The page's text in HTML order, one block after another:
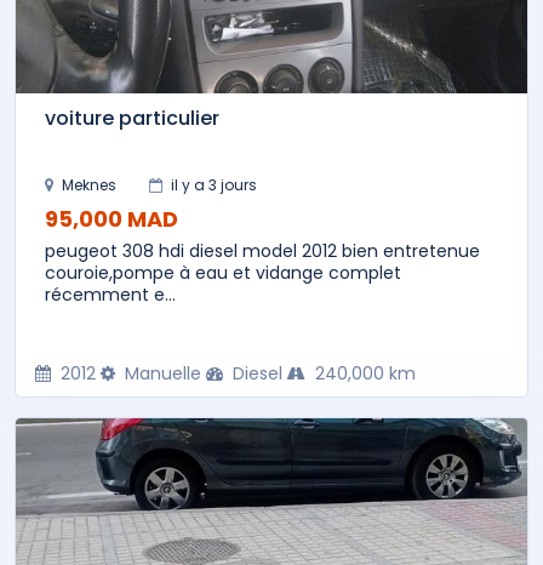
voiture particulier
Meknes il y a 3 jours
95,000 MAD
peugeot 308 hdi diesel model 2012 bien entretenue
couroie,pompe à eau et vidange complet
récemment e...
2012 Manuelle Diesel 240,000 km